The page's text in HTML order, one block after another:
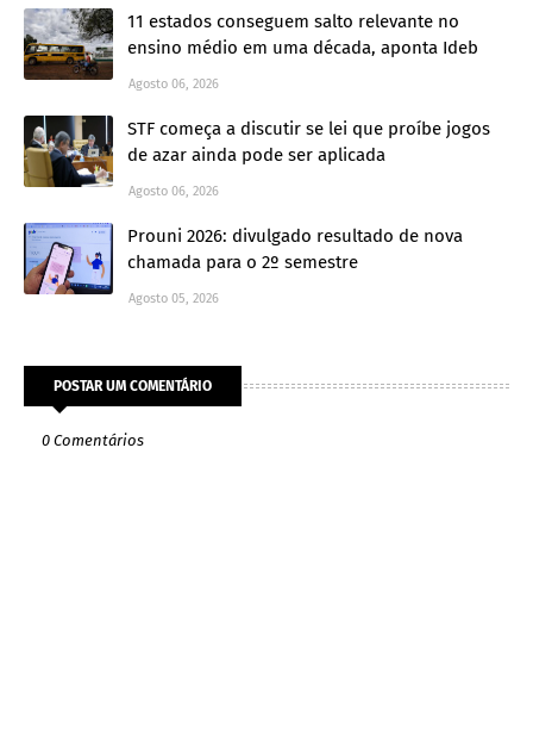
11 estados conseguem salto relevante no
ensino médio em uma década, aponta Ideb
Agosto 06, 2026
STF começa a discutir se lei que proíbe jogos
de azar ainda pode ser aplicada
Agosto 06, 2026
Prouni 2026: divulgado resultado de nova
chamada para o 2º semestre
Agosto 05, 2026
POSTAR UM COMENTÁRIO
0 Comentários